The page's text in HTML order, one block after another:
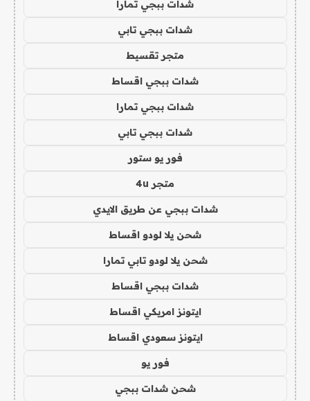
شدات ببجي تمارا
شدات ببجي تابي
متجر تقسيط
شدات ببجي اقساط
شدات ببجي تمارا
شدات ببجي تابي
فور يو ستور
متجر 4u
شدات ببجي عن طريق الايدي
شحن يلا لودو اقساط
شحن يلا لودو تابي تمارا
شدات ببجي اقساط
ايتونز امريكي اقساط
ايتونز سعودي اقساط
فور يو
شحن شدات ببجي